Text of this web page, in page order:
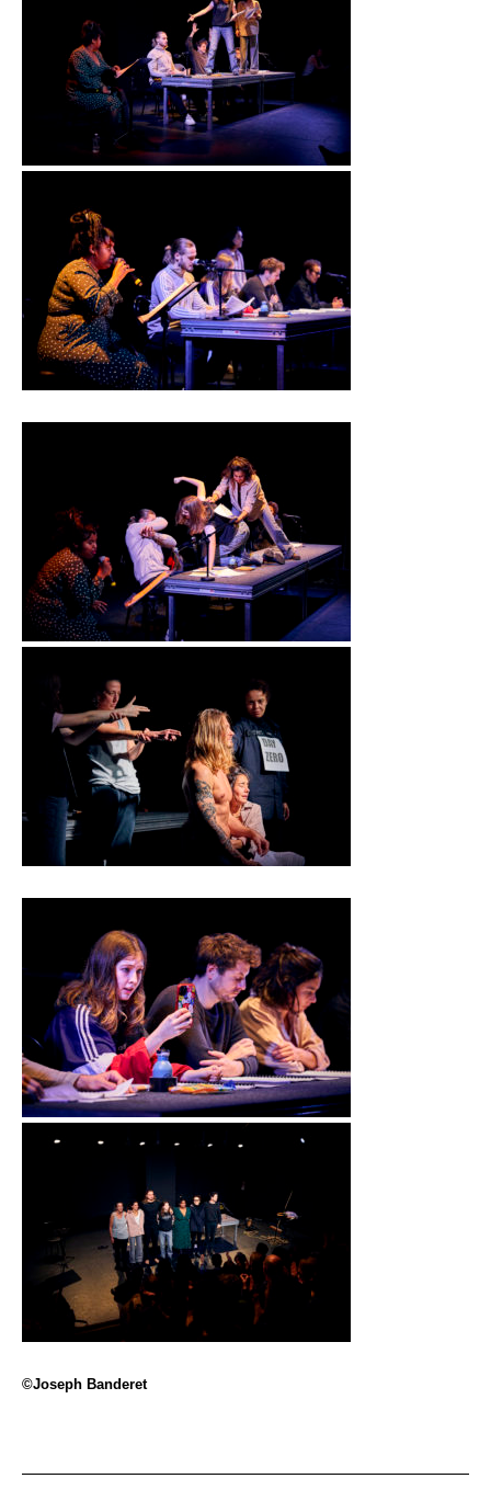
©Joseph Banderet